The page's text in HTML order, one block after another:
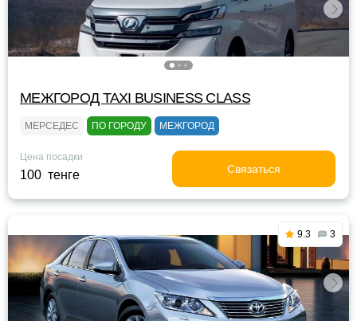
МЕЖГОРОД TAXI BUSINESS CLASS
МЕРСЕДЕС ПО ГОРОДУ МЕЖГОРОД
Цена посадки
100 тенге Связаться
9.3 3